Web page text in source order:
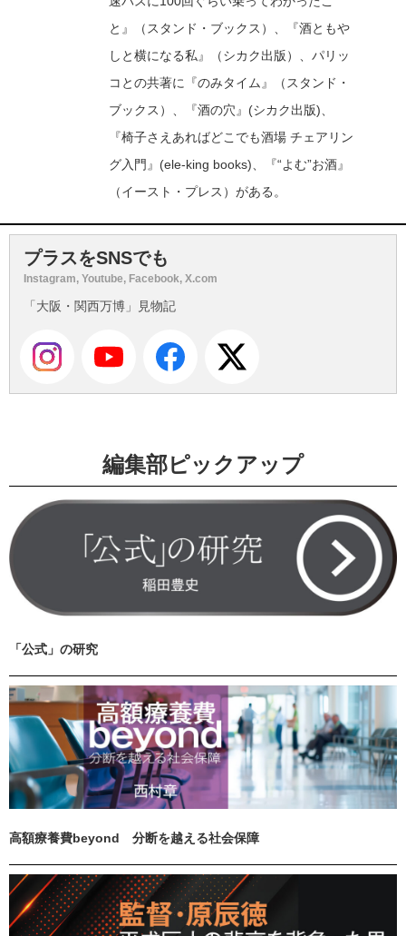
と』（スタンド・ブックス）、『酒ともや
しと横になる私』（シカク出版）、パリッ
コとの共著に『のみタイム』（スタンド・
ブックス）、『酒の穴』(シカク出版)、
『椅子さえあればどこでも酒場 チェアリン
グ入門』(ele-king books)、『“よむ”お酒』
（イースト・プレス）がある。
プラスをSNSでも
Instagram, Youtube, Facebook, X.com
「大阪・関西万博」見物記
編集部ピックアップ
「公式」の研究
高額療養費beyond 分断を越える社会保障